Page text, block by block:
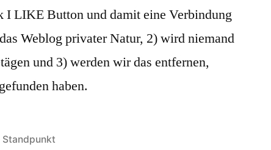
I LIKE Button und damit eine Verbindung
Weblog privater Natur, 2) wird niemand
und 3) werden wir das entfernen,
haben.
Veröffentlicht
Standpunkt